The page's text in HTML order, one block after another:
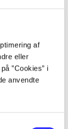
af
eller
”Cookies” i
anvendte
videnskab